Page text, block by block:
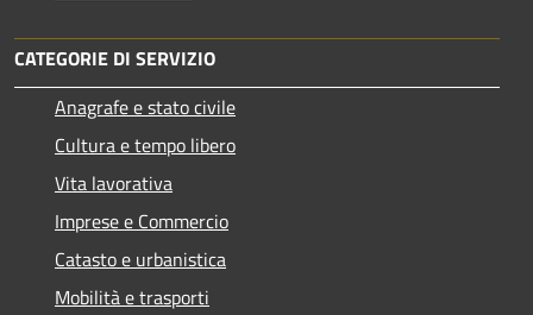
CATEGORIE DI SERVIZIO
Anagrafe e stato civile
Cultura e tempo libero
Vita lavorativa
Imprese e Commercio
Catasto e urbanistica
Mobilità e trasporti